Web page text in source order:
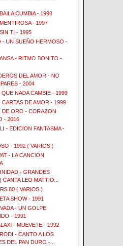
CUMBIA - 1998
- 1997
TI - 1995
- UN SUEÑO HERMOSO -
- RITMO BONITO -
DEL AMOR - NO
- 2004
QUE NADA CAMBIE - 1999
CARTAS DE AMOR - 1999
DE ORO - CORAZON
- 2016
- EDICION FANTASMA -
- 1992 ( VARIOS )
- LA CANCION
- GRANDES
CANTA LEO MATTIO...
80 ( VARIOS )
SHOW - 1991
- UN GOLPE
- 1991
- MUEVETE - 1992
- CANTO A LOS
DEL PAN DURO -...